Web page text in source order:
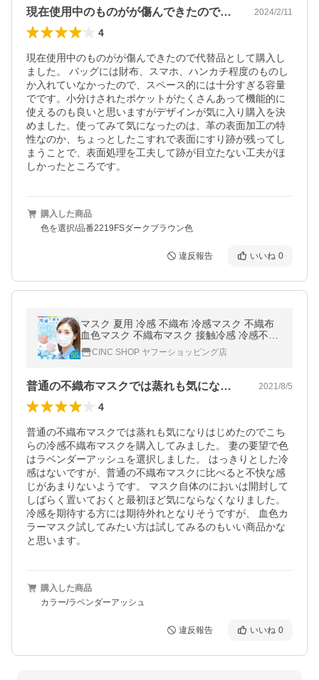
現在使用中のものがが傷んできたので代替… 2024/2/11
4
現在使用中のものがが傷んできたので代替品として購入し
ました。 バッグには財布、スマホ、ハンカチ程度のものし
か入れていなかったので、スペース的には十分すぎる容量
でです。小分けされたポケットがたくさんあって機能的に
使えるのも良いと思いますがデザインが気に入り購入を決
めました。使ってみて気になったのは、革の表面加工の特
性なのか、ちょっとしたこすれで表面にすり跡が残ってし
まうことで、表面処理を工夫して跡が目立たない工夫がほ
しかったところです。
購入した商品
色を選択/品番2219FSダークブラウン色
違反報告 いいね 0
マスク 夏用 冷感 不織布 冷感マスク 不織布
血色マスク 不織布マスク 接触冷感 冷感不織
布マスク 50枚 クールマスク 使い捨て 血色
カラー 三層構造 男女兼用
CINC SHOP ヤフーショッピング店
普通の不織布マスクでは蒸れも気になりは… 2021/8/5
4
普通の不織布マスクでは蒸れも気になりはじめたのでこち
らの冷感不織布マスクを購入してみました。 妻の要望で色
はラベンダーアッシュを選択しました。 はっきりとした冷
感はないですが、普通の不織布マスクに比べると不快な感
じがあまりないようです。 マスク自体のにおいは開封して
しばらく置いておくと最初ほど気にならなくなりました。
冷感を期待する方には期待外れとなりそうですが、 血色カ
ラーマスク試してみたい方は試してみるのもいい商品かな
と思います。
購入した商品
カラー/ラベンダーアッシュ
違反報告 いいね 0